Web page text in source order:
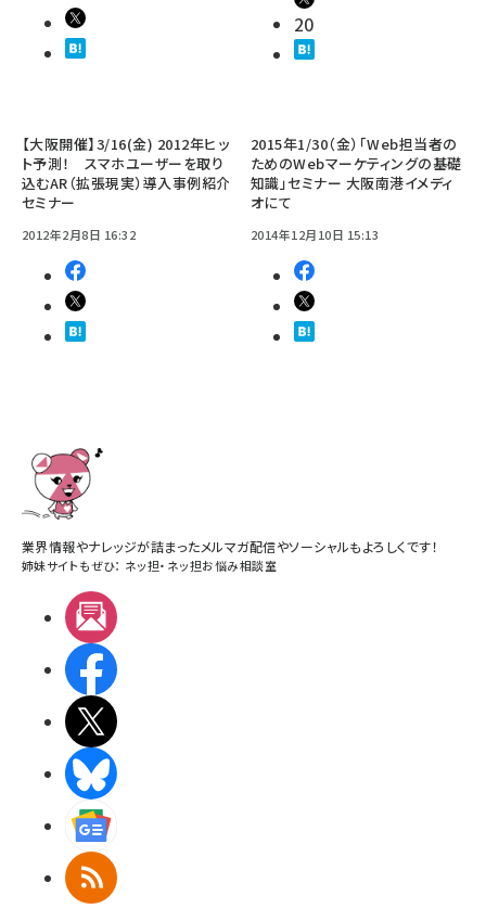
20
【大阪開催】3/16(金) 2012年ヒッ
ト予測！ スマホユーザーを取り
込むAR（拡張現実）導入事例紹介
セミナー
2012年2月8日 16:32
2015年1/30（金）「Web担当者の
ためのWebマーケティングの基礎
知識」セミナー 大阪南港イメディ
オにて
2014年12月10日 15:13
業界情報やナレッジが詰まったメルマガ配信やソーシャルもよろしくです！
姉妹サイトもぜひ： ネッ担・ ネッ担お悩み相談室
RSS